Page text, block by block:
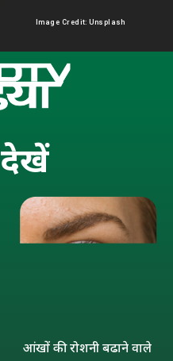
Image Credit: Unsplash
देखें
आंखों की रोशनी बढाने वाले